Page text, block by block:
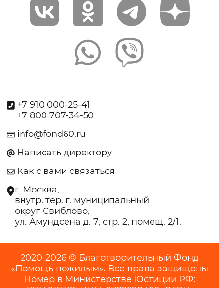
+7 910 000-25-41
+7 800 707-34-50
info@fond60.ru
Написать директору
Как с вами связаться
г. Москва,
внутр. тер. г. муниципальный
округ Свиблово,
ул. Амундсена д. 7, стр. 2, помещ. 2/1.
2020-2026 © Благотворительный Фонд
«Помощь пожилым». Все права защищены
Номер в Министерстве Юстиции РФ: